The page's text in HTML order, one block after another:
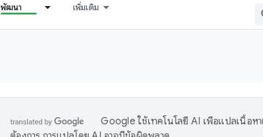
พัฒนา เพิ่มเติม
Google ใช้เทคโนโลยี AI เพื่อแปลเนื้อ